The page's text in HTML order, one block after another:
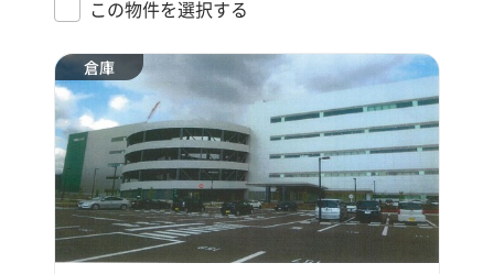
この物件を選択する
倉庫